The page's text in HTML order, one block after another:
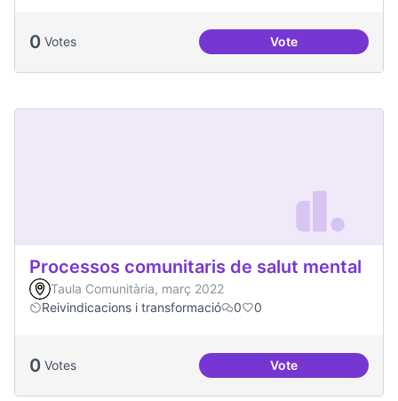
0 Votes VoteProjecte
Processos comunitaris de salut mental
Taula Comunitària, març 2022
Reivindicacions i transformació
0 0
0 Votes VoteProcessos